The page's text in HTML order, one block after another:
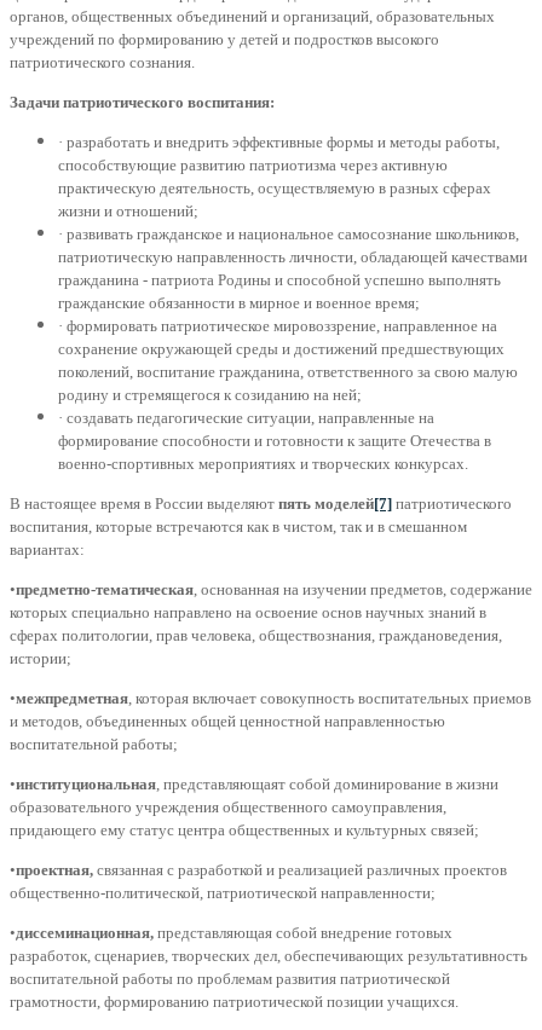
органов, общественных объединений и организаций, образовательных
учреждений по формированию у детей и подростков высокого
патриотического сознания.
Задачи патриотического воспитания:
· разработать и внедрить эффективные формы и методы работы,
способствующие развитию патриотизма через активную
практическую деятельность, осуществляемую в разных сферах
жизни и отношений;
· развивать гражданское и национальное самосознание школьников,
патриотическую направленность личности, обладающей качествами
гражданина - патриота Родины и способной успешно выполнять
гражданские обязанности в мирное и военное время;
· формировать патриотическое мировоззрение, направленное на
сохранение окружающей среды и достижений предшествующих
поколений, воспитание гражданина, ответственного за свою малую
родину и стремящегося к созиданию на ней;
· создавать педагогические ситуации, направленные на
формирование способности и готовности к защите Отечества в
военно-спортивных мероприятиях и творческих конкурсах.
В настоящее время в России выделяют пять моделей[7] патриотического
воспитания, которые встречаются как в чистом, так и в смешанном
вариантах:
•предметно-тематическая , основанная на изучении предметов, содержание
которых специально направлено на освоение основ научных знаний в
сферах политологии, прав человека, обществознания, граждановедения,
истории;
•межпредметная , которая включает совокупность воспитательных приемов
и методов, объединенных общей ценностной направленностью
воспитательной работы;
•институциональная , представляющаят собой доминирование в жизни
образовательного учреждения общественного самоуправления,
придающего ему статус центра общественных и культурных связей;
•проектная, связанная с разработкой и реализацией различных проектов
общественно-политической, патриотической направленности;
•диссеминационная, представляющая собой внедрение готовых
разработок, сценариев, творческих дел, обеспечивающих результативность
воспитательной работы по проблемам развития патриотической
грамотности, формированию патриотической позиции учащихся.